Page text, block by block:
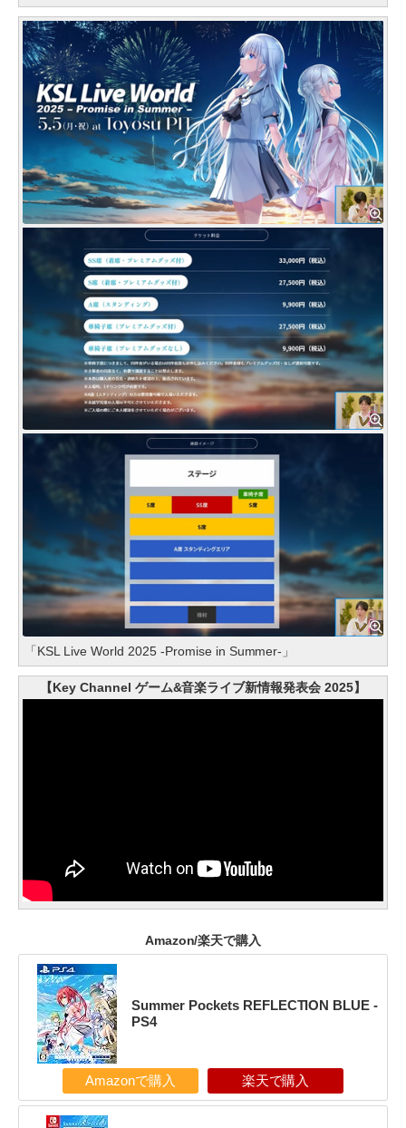
「KSL Live World 2025 -Promise in Summer-」
【Key Channel ゲーム&音楽ライブ新情報発表会 2025】
Amazon/楽天で購入
Summer Pockets REFLECTION BLUE -
PS4
Amazonで購入 楽天で購入